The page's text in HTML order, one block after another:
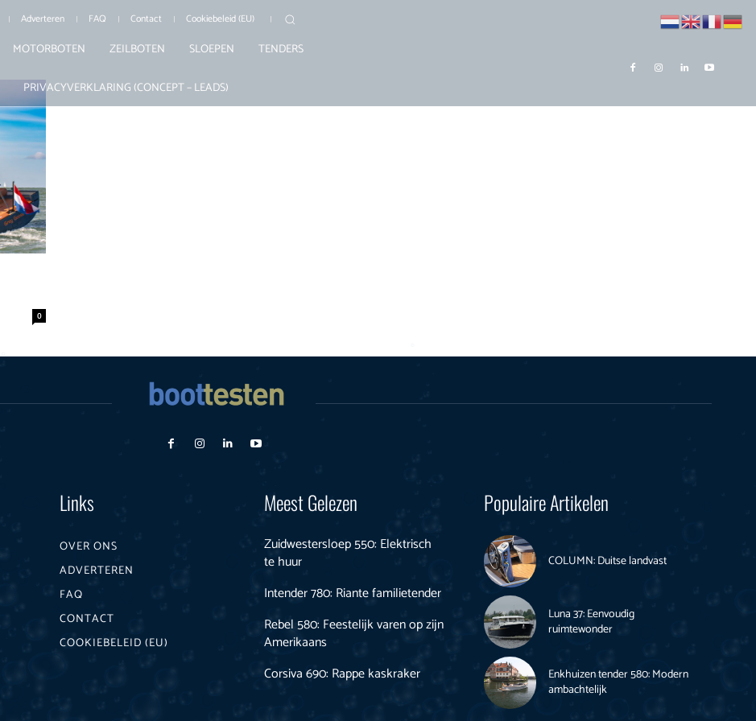
Adverteren FAQ Contact Cookiebeleid (EU)
MOTORBOTEN ZEILBOTEN SLOEPEN TENDERS
PRIVACYVERKLARING (CONCEPT – LEADS)
0
Links
OVER ONS
ADVERTEREN
FAQ
CONTACT
COOKIEBELEID (EU)
Meest Gelezen
Zuidwestersloep 550: Elektrisch
te huur
Intender 780: Riante familietender
Rebel 580: Feestelijk varen op zijn
Amerikaans
Corsiva 690: Rappe kaskraker
Populaire Artikelen
COLUMN: Duitse landvast
Luna 37: Eenvoudig
ruimtewonder
Enkhuizen tender 580: Modern
ambachtelijk